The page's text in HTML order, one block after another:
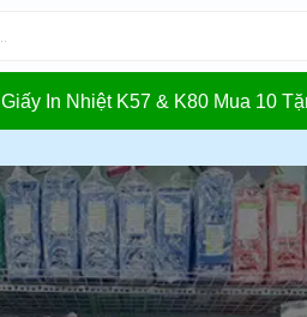
Giấy In Nhiệt K57 & K80 Mua 10